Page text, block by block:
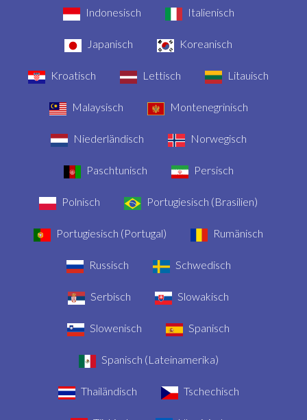
Indonesisch Italienisch
Japanisch Koreanisch
Kroatisch Lettisch Litauisch
Malaysisch Montenegrinisch
Niederländisch Norwegisch
Paschtunisch Persisch
Polnisch Portugiesisch (Brasilien)
Portugiesisch (Portugal) Rumänisch
Russisch Schwedisch
Serbisch Slowakisch
Slowenisch Spanisch
Spanisch (Lateinamerika)
Thailändisch Tschechisch